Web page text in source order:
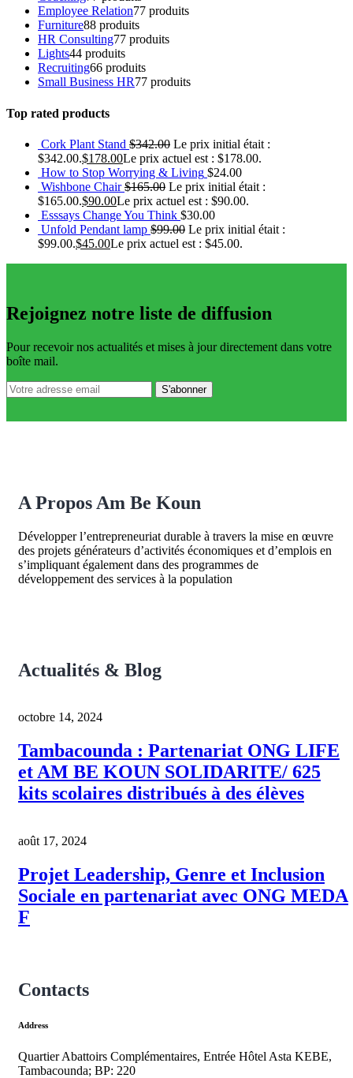
Employee Relation77 produits
Furniture88 produits
HR Consulting77 produits
Lights44 produits
Recruiting66 produits
Small Business HR77 produits
Top rated products
Cork Plant Stand $342.00 Le prix initial était :
$342.00.$178.00Le prix actuel est : $178.00.
How to Stop Worrying & Living $24.00
Wishbone Chair $165.00 Le prix initial était :
$165.00.$90.00Le prix actuel est : $90.00.
Esssays Change You Think $30.00
Unfold Pendant lamp $99.00 Le prix initial était :
$99.00.$45.00Le prix actuel est : $45.00.
Rejoignez notre liste de diffusion
Pour recevoir nos actualités et mises à jour directement dans votre
boîte mail.
A Propos Am Be Koun
Développer l’entrepreneuriat durable à travers la mise en œuvre
des projets générateurs d’activités économiques et d’emplois en
s’impliquant également dans des programmes de
développement des services à la population
Actualités & Blog
octobre 14, 2024
Tambacounda : Partenariat ONG LIFE
et AM BE KOUN SOLIDARITE/ 625
kits scolaires distribués à des élèves
août 17, 2024
Projet Leadership, Genre et Inclusion
Sociale en partenariat avec ONG MEDA
F
Contacts
Address
Quartier Abattoirs Complémentaires, Entrée Hôtel Asta KEBE,
Tambacounda; BP: 220